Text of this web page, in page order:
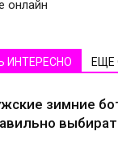
онлайн
ИНТЕРЕСНО ЕЩЕ
зимние